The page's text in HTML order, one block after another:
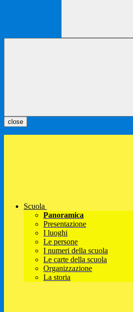
close
Scuola
Panoramica
Presentazione
I luoghi
Le persone
I numeri della scuola
Le carte della scuola
Organizzazione
La storia